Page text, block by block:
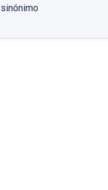
sinónimo